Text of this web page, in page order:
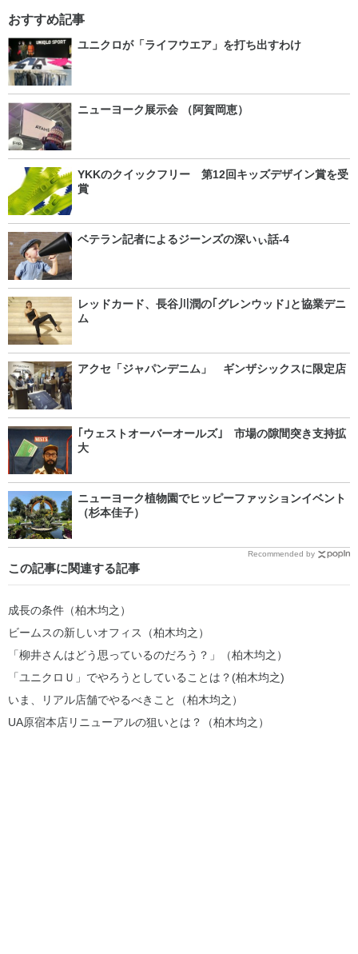
おすすめ記事
ユニクロが「ライフウエア」を打ち出すわけ
ニューヨーク展示会 （阿賀岡恵）
YKKのクイックフリー 第12回キッズデザイン賞を受
賞
ベテラン記者によるジーンズの深いぃ話-4
レッドカード、長谷川潤の｢グレンウッド｣と協業デニ
ム
アクセ「ジャパンデニム」 ギンザシックスに限定店
｢ウェストオーバーオールズ｣ 市場の隙間突き支持拡
大
ニューヨーク植物園でヒッピーファッションイベント
（杉本佳子）
Recommended by
この記事に関連する記事
成長の条件（柏木均之）
ビームスの新しいオフィス（柏木均之）
「柳井さんはどう思っているのだろう？」（柏木均之）
「ユニクロＵ」でやろうとしていることは？(柏木均之)
いま、リアル店舗でやるべきこと（柏木均之）
UA原宿本店リニューアルの狙いとは？（柏木均之）